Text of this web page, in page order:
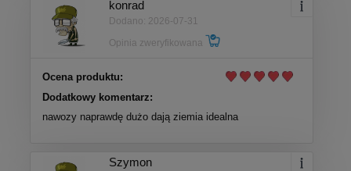
konrad
Dodano: 2026-07-31
Opinia zweryfikowana
Ocena produktu:
Dodatkowy komentarz:
nawozy naprawdę dużo dają ziemia idealna
Szymon